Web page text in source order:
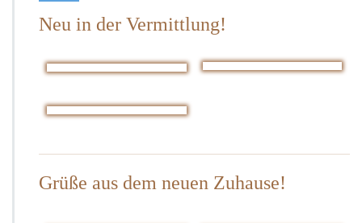
n
h
Neu in der Vermittlung!
Grüße aus dem neuen Zuhause!